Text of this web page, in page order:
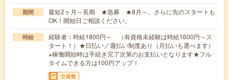
期間
最短2ヶ月～長期 ★急募 ★8月～、さらに先のスタートも
OK！開始日ご相談ください。
時給
経験者：時給1800円～ （有資格未経験は時給1600円～ス
タート！）★日払い／週払い制度あり（月払いも選べます）
※稼働開始時は手続き完了次第のお支払いとなります★フル
タイムできる方は100円アップ！
交通費